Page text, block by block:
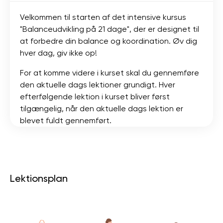
Velkommen til starten af ​​det intensive kursus
"Balanceudvikling på 21 dage", der er designet til
at forbedre din balance og koordination. Øv dig
hver dag, giv ikke op!
For at komme videre i kurset skal du gennemføre
den aktuelle dags lektioner grundigt. Hver
efterfølgende lektion i kurset bliver først
tilgængelig, når den aktuelle dags lektion er
blevet fuldt gennemført.
Lektionsplan